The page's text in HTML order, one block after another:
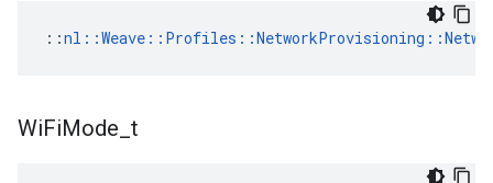
::
WiFiMode t